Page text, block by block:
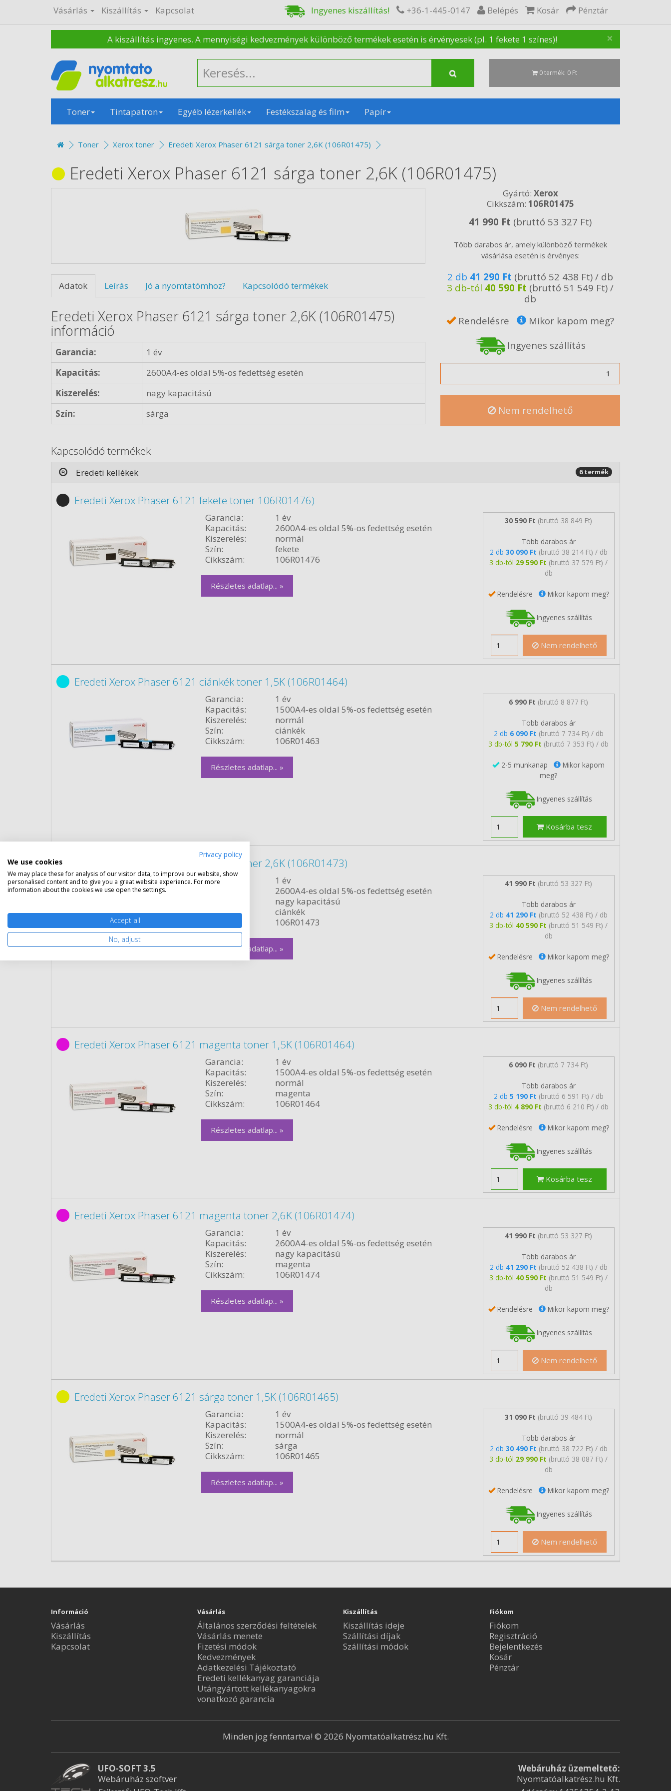
Vásárlás Kiszállítás Kapcsolat Ingyenes kiszállítás! +36-1-445-0147 Belépés Kosár Pénztár
×
A kiszállítás ingyenes. A mennyiségi kedvezmények különböző termékek esetén is érvényesek (pl. 1 fekete 1 színes)!
0 termék: 0 Ft
Toner Tintapatron Egyéb lézerkellék Festékszalag és film Papír
Toner Xerox toner Eredeti Xerox Phaser 6121 sárga toner 2,6K (106R01475)
Eredeti Xerox Phaser 6121 sárga toner 2,6K (106R01475)
Adatok Leírás Jó a nyomtatómhoz? Kapcsolódó termékek
Eredeti Xerox Phaser 6121 sárga toner 2,6K (106R01475)
információ
Garancia:
1 év
Kapacitás:
2600A4-es oldal 5%-os fedettség esetén
Kiszerelés:
nagy kapacitású
Szín:
sárga
Gyártó: Xerox
Cikkszám: 106R01475
41 990 Ft (bruttó 53 327 Ft)
Több darabos ár, amely különböző termékek
vásárlása esetén is érvényes:
2 db 41 290 Ft (bruttó 52 438 Ft) / db
3 db-tól 40 590 Ft (bruttó 51 549 Ft) /
db
Rendelésre
Mikor kapom meg?
Ingyenes szállítás
Nem rendelhető
Kapcsolódó termékek
Eredeti kellékek 6 termék
Eredeti Xerox Phaser 6121 fekete toner 106R01476)
Garancia:
1 év
Kapacitás:
2600A4-es oldal 5%-os fedettség esetén
Kiszerelés:
normál
Szín:
fekete
Cikkszám:
106R01476
Részletes adatlap... »
30 590 Ft (bruttó 38 849 Ft)
Több darabos ár
2 db 30 090 Ft (bruttó 38 214 Ft) / db
3 db-tól 29 590 Ft (bruttó 37 579 Ft) /
db
Rendelésre Mikor kapom meg?
Ingyenes szállítás
Nem rendelhető
Eredeti Xerox Phaser 6121 ciánkék toner 1,5K (106R01464)
Garancia:
1 év
Kapacitás:
1500A4-es oldal 5%-os fedettség esetén
Kiszerelés:
normál
Szín:
ciánkék
Cikkszám:
106R01463
Részletes adatlap... »
6 990 Ft (bruttó 8 877 Ft)
Több darabos ár
2 db 6 090 Ft (bruttó 7 734 Ft) / db
3 db-tól5 790 Ft (bruttó 7 353 Ft) / db
2-5 munkanap
Mikor kapom
meg?
Ingyenes szállítás
Kosárba tesz
Eredeti Xerox Phaser 6121 ciánkék toner 2,6K (106R01473)
Garancia:
1 év
2600A4-es oldal 5%-os fedettség esetén
nagy kapacitású
Szín:
ciánkék
106R01473
Részletes adatlap... »
41 990 Ft (bruttó 53 327 Ft)
Több darabos ár
2 db 41 290 Ft (bruttó 52 438 Ft) / db
3 db-tól 40 590 Ft (bruttó 51 549 Ft) /
db
Rendelésre Mikor kapom meg?
Ingyenes szállítás
Nem rendelhető
Eredeti Xerox Phaser 6121 magenta toner 1,5K (106R01464)
Garancia:
1 év
Kapacitás:
1500A4-es oldal 5%-os fedettség esetén
Kiszerelés:
normál
Szín:
magenta
Cikkszám:
106R01464
Részletes adatlap... »
6 090 Ft (bruttó 7 734 Ft)
Több darabos ár
2 db 5 190 Ft (bruttó 6 591 Ft) / db
3 db-tól 4 890 Ft (bruttó 6 210 Ft) / db
Rendelésre Mikor kapom meg?
Ingyenes szállítás
Kosárba tesz
Eredeti Xerox Phaser 6121 magenta toner 2,6K (106R01474)
Garancia:
1 év
Kapacitás:
2600A4-es oldal 5%-os fedettség esetén
Kiszerelés:
nagy kapacitású
Szín:
magenta
Cikkszám:
106R01474
Részletes adatlap... »
41 990 Ft (bruttó 53 327 Ft)
Több darabos ár
2 db 41 290 Ft (bruttó 52 438 Ft) / db
3 db-tól 40 590 Ft (bruttó 51 549 Ft) /
db
Rendelésre Mikor kapom meg?
Ingyenes szállítás
Nem rendelhető
Eredeti Xerox Phaser 6121 sárga toner 1,5K (106R01465)
Garancia:
1 év
Kapacitás:
1500A4-es oldal 5%-os fedettség esetén
Kiszerelés:
normál
Szín:
sárga
Cikkszám:
106R01465
Részletes adatlap... »
31 090 Ft (bruttó 39 484 Ft)
Több darabos ár
2 db 30 490 Ft (bruttó 38 722 Ft) / db
3 db-tól 29 990 Ft (bruttó 38 087 Ft) /
db
Rendelésre Mikor kapom meg?
Ingyenes szállítás
Nem rendelhető
Információ
Vásárlás
Kiszállítás
Kapcsolat
Vásárlás
Általános szerződési feltételek
Vásárlás menete
Fizetési módok
Kedvezmények
Adatkezelési Tájékoztató
Eredeti kellékanyag garanciája
Utángyártott kellékanyagokra
vonatkozó garancia
Kiszállítás
Kiszállítás ideje
Szállítási díjak
Szállítási módok
Fiókom
Fiókom
Regisztráció
Bejelentkezés
Kosár
Pénztár
Minden jog fenntartva! © 2026 Nyomtatóalkatrész.hu Kft.
UFO-SOFT 3.5
Webáruház szoftver
Webáruház üzemeltető:
Nyomtatóalkatrész.hu Kft.
Privacy policy
We use cookies
We may place these for analysis of our visitor data, to improve our website, show
personalised content and to give you a great website experience. For more
information about the cookies we use open the settings.
Accept all
No, adjust